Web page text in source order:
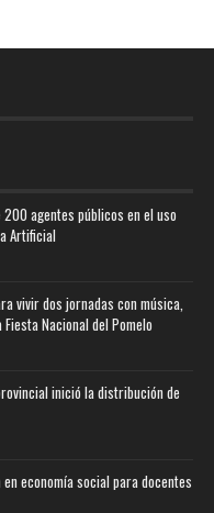
agentes públicos en el uso
Artificial
vivir dos jornadas con música,
Nacional del Pomelo
inició la distribución de
economía social para docentes